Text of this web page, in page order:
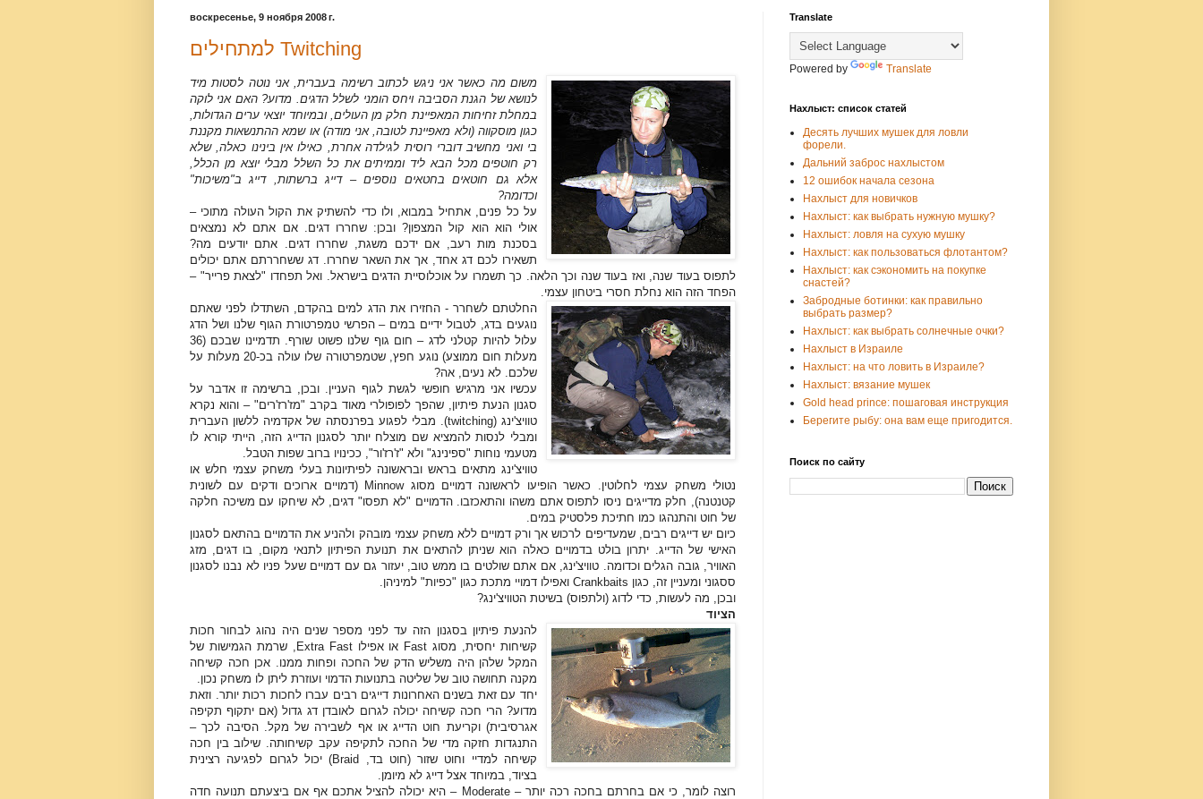
воскресенье, 9 ноября 2008 г.
למתחילים Twitching
משום מה כאשר אני ניגש לכתוב רשימה בעברית, אני נוטה לסטות מיד
לנושא של הגנת הסביבה ויחס הומני לשלל הדגים. מדוע? האם אני לוקה
במחלת זחיחות המאפיינת חלק מן העולים, ובמיוחד יוצאי ערים הגדולות,
כגון מוסקווה (ולא מאפיינת לטובה, אני מודה) או שמא ההתנשאות מקננת
בי ואני מחשיב דוברי רוסית לגילדה אחרת, כאילו אין בינינו כאלה, שלא
רק חוטפים מכל הבא ליד וממיתים את כל השלל מבלי יוצא מן הכלל,
אלא גם חוטאים בחטאים נוספים – דייג ברשתות, דייג ב"משיכות"
וכדומה?
על כל פנים, אתחיל במבוא, ולו כדי להשתיק את הקול העולה מתוכי –
אולי הוא הוא קול המצפון? ובכן: שחררו דגים. אם אתם לא נמצאים
בסכנת מות רעב, אם ידכם משגת, שחררו דגים. אתם יודעים מה?
תשאירו לכם דג אחד, אך את השאר שחררו. דג ששחררתם אתם יכולים
לתפוס בעוד שנה, ואז בעוד שנה וכך הלאה. כך תשמרו על אוכלוסיית הדגים בישראל. ואל תפחדו "לצאת פרייר" –
הפחד הזה הוא נחלת חסרי ביטחון עצמי.
החלטתם לשחרר - החזירו את הדג למים בהקדם, השתדלו לפני שאתם
נוגעים בדג, לטבול ידיים במים – הפרשי טמפרטורת הגוף שלנו ושל הדג
עלול להיות קטלני לדג – חום גוף שלנו פשוט שורף. תדמיינו שבכם (36
מעלות חום ממוצע) נוגע חפץ, שטמפרטורה שלו עולה בכ-20 מעלות על
שלכם. לא נעים, אה?
עכשיו אני מרגיש חופשי לגשת לגוף העניין. ובכן, ברשימה זו אדבר על
סגנון הנעת פיתיון, שהפך לפופולרי מאוד בקרב "מז'רז'רים" – והוא נקרא
טוויצ'ינג (twitching). מבלי לפגוע בפרנסתה של אקדמיה ללשון העברית
ומבלי לנסות להמציא שם מוצלח יותר לסגנון הדייג הזה, הייתי קורא לו
מטעמי נוחות "ספינינג" ולא "ז'רז'ור", ככינויו ברוב שפות הטבל.
טוויצ'ינג מתאים בראש ובראשונה לפיתיונות בעלי משחק עצמי חלש או
נטולי משחק עצמי לחלוטין. כאשר הופיעו לראשונה דמויים מסוג Minnow (דמויים ארוכים ודקים עם לשונית
קטנטנה), חלק מדייגים ניסו לתפוס אתם משהו והתאכזבו. הדמויים "לא תפסו" דגים, לא שיחקו עם משיכה חלקה
של חוט והתנהגו כמו חתיכת פלסטיק במים.
כיום יש דייגים רבים, שמעדיפים לרכוש אך ורק דמויים ללא משחק עצמי מובהק ולהניע את הדמויים בהתאם לסגנון
האישי של הדייג. יתרון בולט בדמויים כאלה הוא שניתן להתאים את תנועת הפיתיון לתנאי מקום, בו דגים, מזג
האוויר, גובה הגלים וכדומה. טוויצ'ינג, אם אתם שולטים בו ממש טוב, יעזור גם עם דמויים שעל פניו לא נבנו לסגנון
ססגוני ומעניין זה, כגון Crankbaits ואפילו דמויי מתכת כגון "כפיות" למיניהן.
ובכן, מה לעשות, כדי לדוג (ולתפוס) בשיטת הטוויצ'ינג?
הציוד
להנעת פיתיון בסגנון הזה עד לפני מספר שנים היה נהוג לבחור חכות
קשיחות יחסית, מסוג Fast או אפילו Extra Fast, שרמת הגמישות של
המקל שלהן היה משליש הדק של החכה ופחות ממנו. אכן חכה קשיחה
מקנה תחושה טוב של שליטה בתנועות הדמוי ועוזרת ליתן לו משחק נכון.
יחד עם זאת בשנים האחרונות דייגים רבים עברו לחכות רכות יותר. וזאת
מדוע? הרי חכה קשיחה יכולה לגרום לאובדן דג גדול (אם יתקוף תקיפה
אגרסיבית) וקריעת חוט הדייג או אף לשבירה של מקל. הסיבה לכך –
התנגדות חזקה מדי של החכה לתקיפה עקב קשיחותה. שילוב בין חכה
קשיחה למדיי וחוט שזור (חוט בד, Braid) יכול לגרום לפגיעה רצינית
בציוד, במיוחד אצל דייג לא מיומן.
רוצה לומר, כי אם בחרתם בחכה רכה יותר – Moderate – היא יכולה להציל אתכם אף אם ביצעתם תנועה חדה
Translate
Powered by Translate
Нахлыст: список статей
Десять лучших мушек для ловли
форели.
Дальний заброс нахлыстом
12 ошибок начала сезона
Нахлыст для новичков
Нахлыст: как выбрать нужную мушку?
Нахлыст: ловля на сухую мушку
Нахлыст: как пользоваться флотантом?
Нахлыст: как сэкономить на покупке
снастей?
Забродные ботинки: как правильно
выбрать размер?
Нахлыст: как выбрать солнечные очки?
Нахлыст в Израиле
Нахлыст: на что ловить в Израиле?
Нахлыст: вязание мушек
Gold head prince: пошаговая инструкция
Берегите рыбу: она вам еще пригодится.
Поиск по сайту